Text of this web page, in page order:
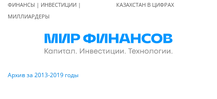
ФИНАНСЫ | ИНВЕСТИЦИИ |
МИЛЛИАРДЕРЫ
КАЗАХСТАН В ЦИФРАХ
Архив за 2013-2019 годы